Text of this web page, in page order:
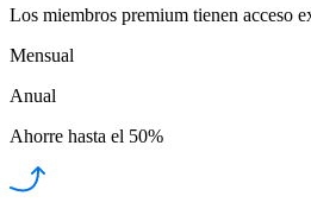
Los miembros premium tienen acceso
Mensual
Anual
Ahorre hasta el 50%